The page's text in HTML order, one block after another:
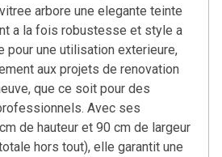
arbore une elegante teinte
a la fois robustesse et style a
pour une utilisation exterieure,
aux projets de renovation
que ce soit pour des
Avec ses
de hauteur et 90 cm de largeur
hors tout), elle garantit une